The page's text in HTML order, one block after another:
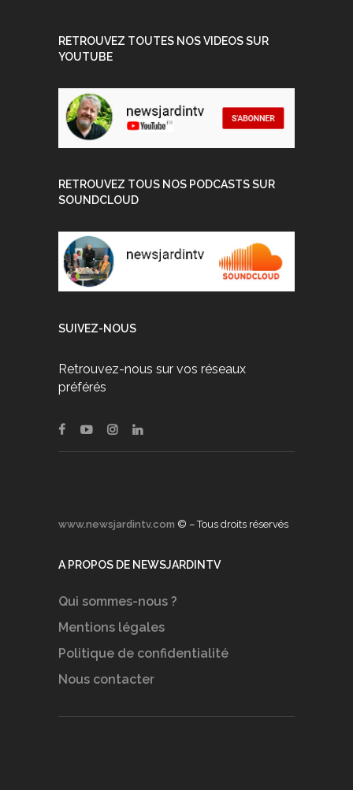
RETROUVEZ TOUTES NOS VIDEOS SUR
YOUTUBE
RETROUVEZ TOUS NOS PODCASTS SUR
SOUNDCLOUD
SUIVEZ-NOUS
Retrouvez-nous sur vos réseaux
préférés
www.newsjardintv.com © – Tous droits réservés
A PROPOS DE NEWSJARDINTV
Qui sommes-nous ?
Mentions légales
Politique de confidentialité
Nous contacter